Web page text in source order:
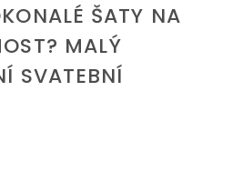
ŠATY NA
MALÝ
SVATEBNÍ